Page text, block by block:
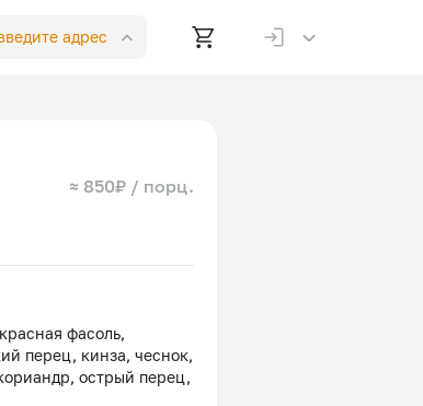
адрес
≈ 850₽ / порц.
фасоль,
перец, кинза, чеснок,
острый перец,